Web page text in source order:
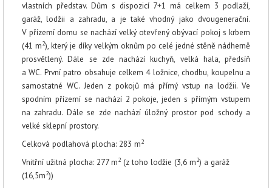
vlastních představ. Dům s dispozicí 7+1 má celkem 3 podlaží,
garáž, lodžii a zahradu, a je také vhodný jako dvougenerační.
V přízemí domu se nachází velký otevřený obývací pokoj s krbem
(41 m2), který je díky velkým oknům po celé jedné stěně nádherně
prosvětlený. Dále se zde nachází kuchyň, velká hala, předsíň
a WC. První patro obsahuje celkem 4 ložnice, chodbu, koupelnu a
samostatné WC. Jeden z pokojů má přímý vstup na lodžii. Ve
spodním přízemí se nachází 2 pokoje, jeden s přímým vstupem
na zahradu. Dále se zde nachází úložný prostor pod schody a
velké sklepní prostory.
Celková podlahová plocha: 283 m2
Vnitřní užitná plocha: 277m2 (z toho lodžie (3,6 m2) a garáž
(16,5m2))